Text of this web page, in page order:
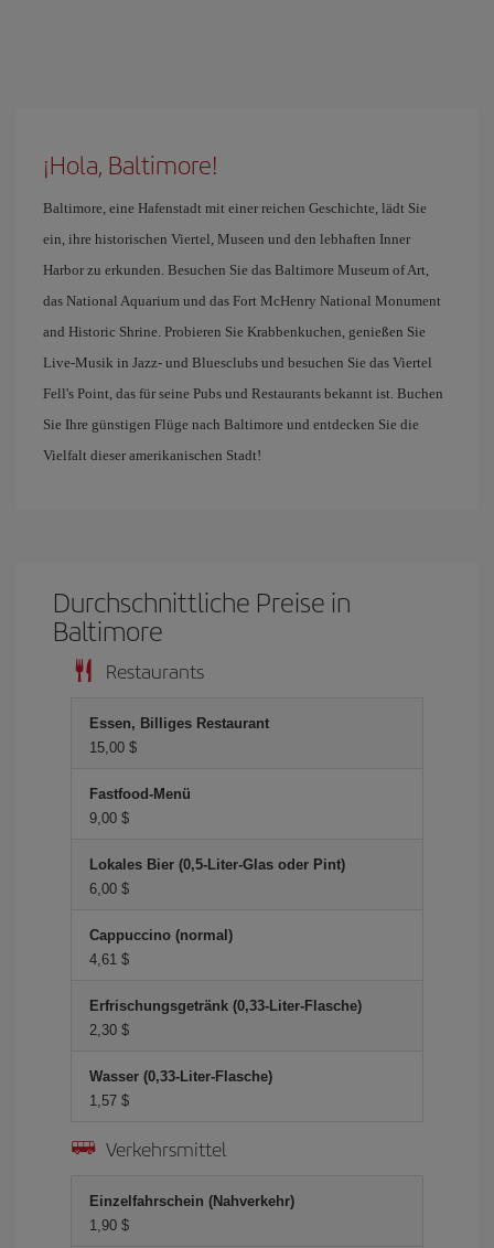
¡Hola, Baltimore!
Baltimore, eine Hafenstadt mit einer reichen Geschichte, lädt Sie
ein, ihre historischen Viertel, Museen und den lebhaften Inner
Harbor zu erkunden. Besuchen Sie das Baltimore Museum of Art,
das National Aquarium und das Fort McHenry National Monument
and Historic Shrine. Probieren Sie Krabbenkuchen, genießen Sie
Live-Musik in Jazz- und Bluesclubs und besuchen Sie das Viertel
Fell's Point, das für seine Pubs und Restaurants bekannt ist. Buchen
Sie Ihre günstigen Flüge nach Baltimore und entdecken Sie die
Vielfalt dieser amerikanischen Stadt!
Durchschnittliche Preise in
Baltimore
Restaurants
Essen, Billiges Restaurant
15,00 $
Fastfood-Menü
9,00 $
Lokales Bier (0,5-Liter-Glas oder Pint)
6,00 $
Cappuccino (normal)
4,61 $
Erfrischungsgetränk (0,33-Liter-Flasche)
2,30 $
Wasser (0,33-Liter-Flasche)
1,57 $
Verkehrsmittel
Einzelfahrschein (Nahverkehr)
1,90 $